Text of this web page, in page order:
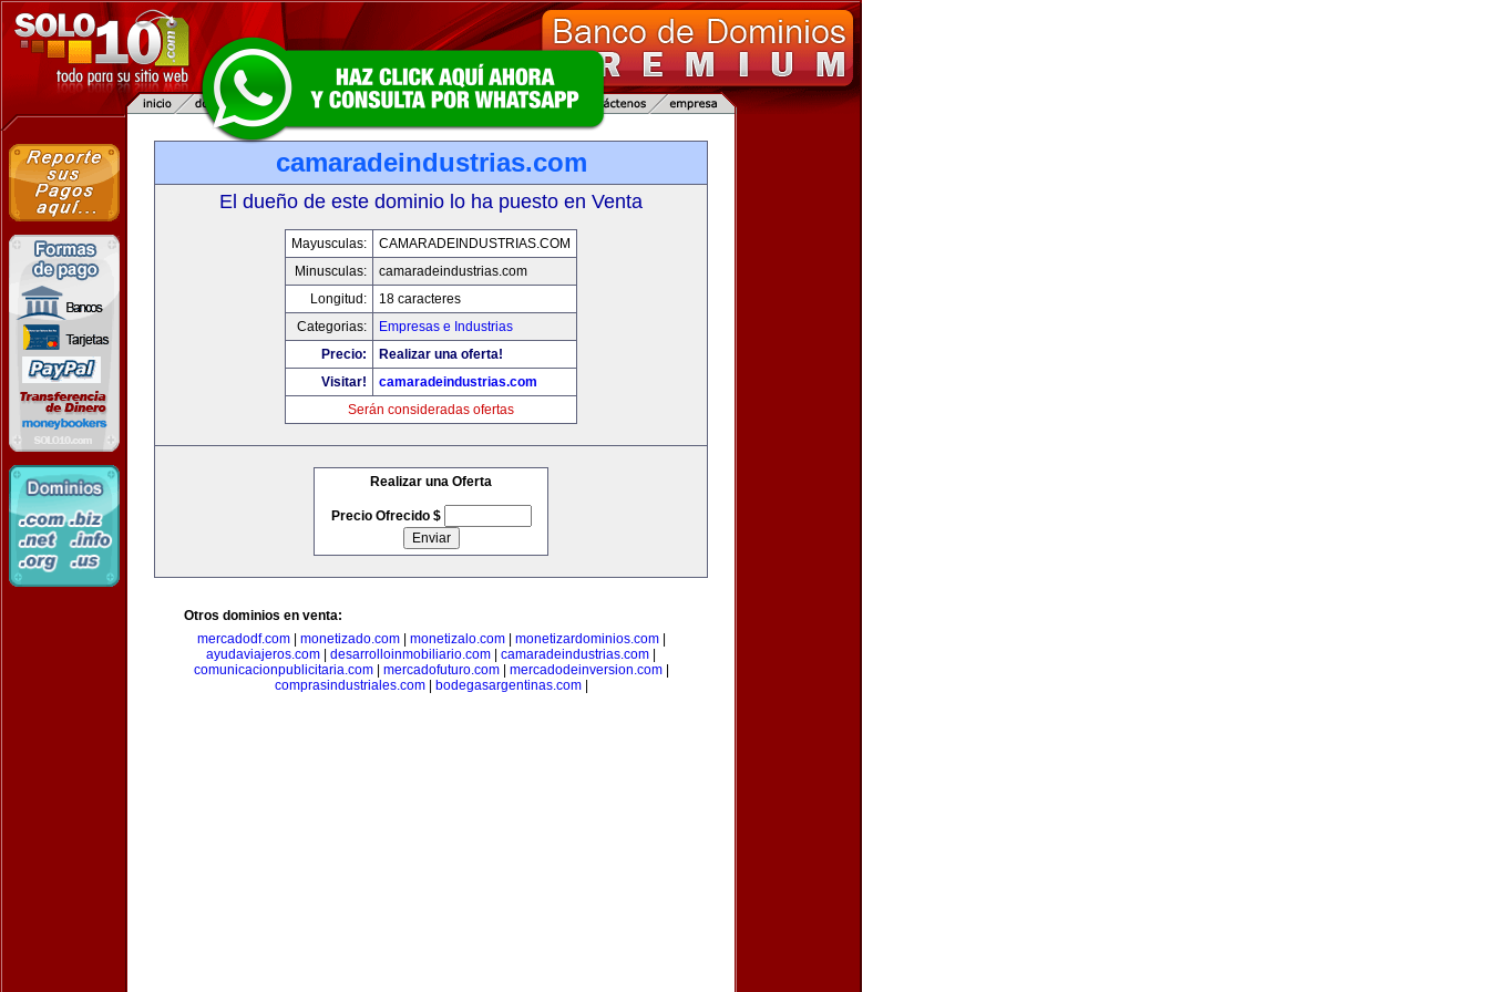
camaradeindustrias.com
El dueño de este dominio lo ha puesto en Venta
Mayusculas:
CAMARADEINDUSTRIAS.COM
Minusculas:
camaradeindustrias.com
Longitud:
18 caracteres
Categorias:
Empresas e Industrias
Precio:
Realizar una oferta!
Visitar!
camaradeindustrias.com
Serán consideradas ofertas
Realizar una Oferta
Precio Ofrecido $
Otros dominios en venta:
mercadodf.com| monetizado.com| monetizalo.com| monetizardominios.com|
ayudaviajeros.com
desarrolloinmobiliario.com camaradeindustrias.com
comunicacionpublicitaria.com| mercadofuturo.com| mercadodeinversion.com|
comprasindustriales.com| bodegasargentinas.com|